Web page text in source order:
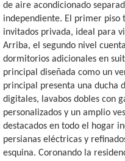
de aire acondicionado
independiente. El primer piso
invitados privada, ideal para
Arriba, el segundo nivel
dormitorios adicionales en
principal diseñada como un
principal presenta una ducha
digitales, lavabos dobles con
personalizados y un amplio
destacados en todo el hogar
persianas eléctricas y
esquina. Coronando la